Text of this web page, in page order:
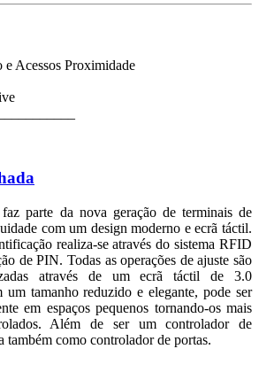
e Acessos Proximidade
parte da nova geração de terminais de
com um design moderno e ecrã táctil.
realiza-se através do sistema RFID
de PIN. Todas as operações de ajuste são
através de um ecrã táctil de 3.0
tamanho reduzido e elegante, pode ser
em espaços pequenos tornando-os mais
Além de ser um controlador de
também como controlador de portas.